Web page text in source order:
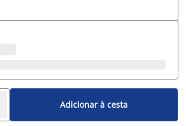
Adicionar à cesta